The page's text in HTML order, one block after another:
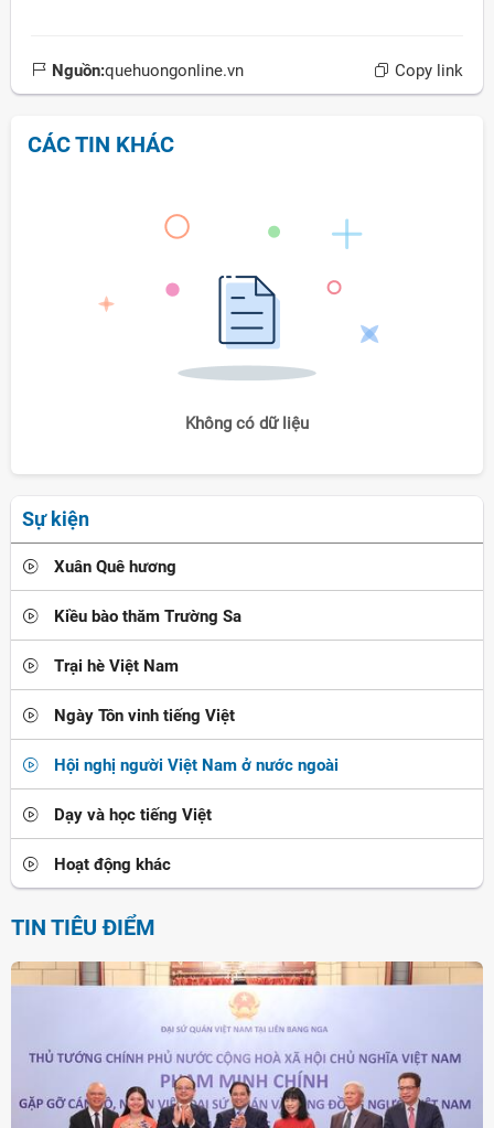
Nguồn:quehuongonline.vn Copy link
CÁC TIN KHÁC
Không có dữ liệu
Sự kiện
Xuân Quê hương
Kiều bào thăm Trường Sa
Trại hè Việt Nam
Ngày Tôn vinh tiếng Việt
Hội nghị người Việt Nam ở nước ngoài
Dạy và học tiếng Việt
Hoạt động khác
TIN TIÊU ĐIỂM